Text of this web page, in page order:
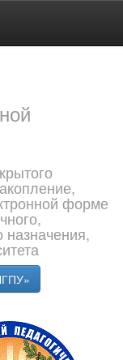
форме
назначения,